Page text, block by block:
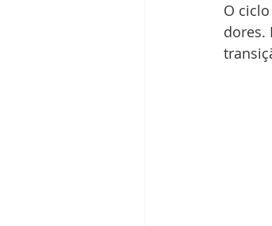
Ilha do O
dores.